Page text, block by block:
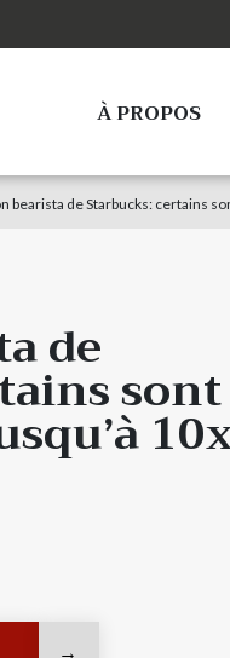
À PROPOS
bearista de Starbucks: certains
de
sont